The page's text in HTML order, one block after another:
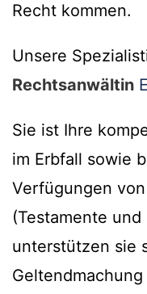
Recht kommen.
Unsere
Rechtsanwältin
Sie ist Ihre
im Erbfall sowie
Verfügungen
(Testamente
unterstützen sie
Geltendmachung